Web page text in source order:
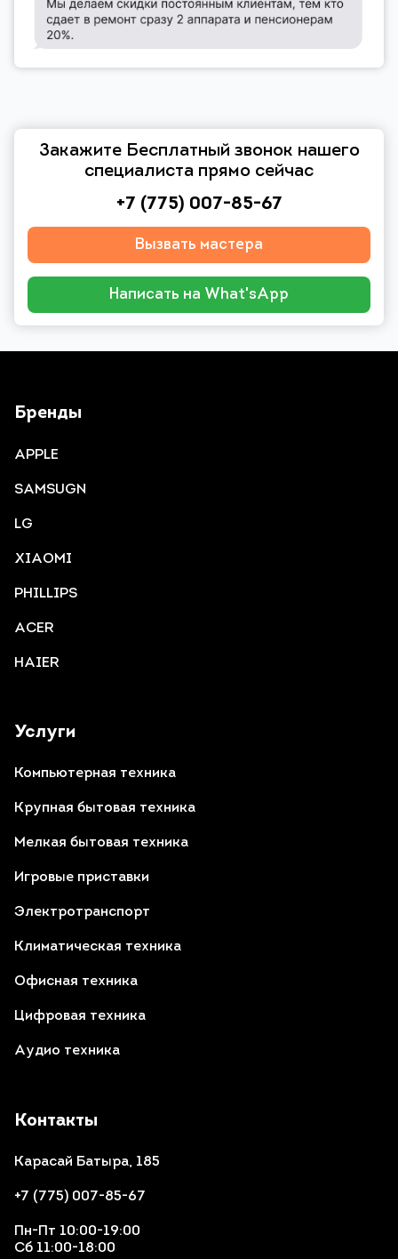
Закажите Бесплатный звонок нашего
специалиста прямо сейчас
+7 (775) 007-85-67
Вызвать мастера
Написать на What'sApp
Контакты
Карасай Батыра, 185
+7 (775) 007-85-67
Пн-Пт 10:00-19:00
Сб 11:00-18:00
Услуги
Компьютерная техника
Крупная бытовая техника
Мелкая бытовая техника
Игровые приставки
Электротранспорт
Климатическая техника
Офисная техника
Цифровая техника
Аудио техника
Бренды
APPLE
SAMSUGN
LG
XIAOMI
PHILLIPS
ACER
HAIER